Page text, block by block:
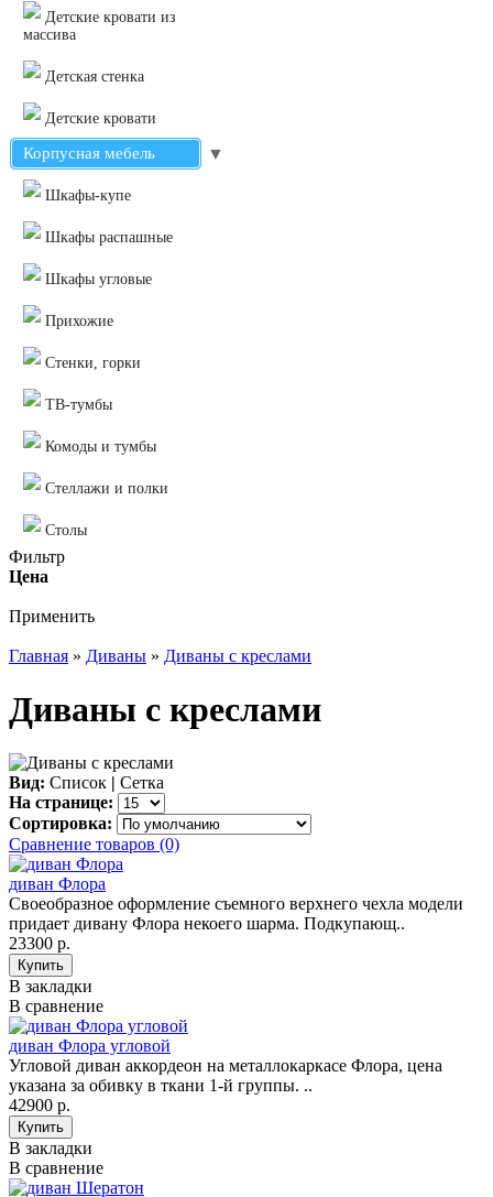
Детские кровати из
массива
Детская стенка
Детские кровати
Корпусная мебель ▼
Шкафы-купе
Шкафы распашные
Шкафы угловые
Прихожие
Стенки, горки
ТВ-тумбы
Комоды и тумбы
Стеллажи и полки
Столы
Фильтр
Цена
Применить
Главная » Диваны » Диваны с креслами
Диваны с креслами
Вид: Список | Сетка
На странице:
Сортировка:
Сравнение товаров (0)
диван Флора
Своеобразное оформление съемного верхнего чехла модели
придает дивану Флора некоего шарма. Подкупающ..
23300 р.
В закладки
В сравнение
диван Флора угловой
Угловой диван аккордеон на металлокаркасе Флора, цена
указана за обивку в ткани 1-й группы. ..
42900 р.
В закладки
В сравнение